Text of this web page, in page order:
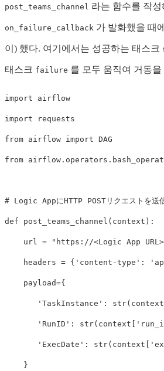
post_teams_channel 라는 함수를 작성
on_failure_callback 가 발화했을 때
이) 했다. 여기에서는 성공하는 태스크
태스크 failure 를 모두 움직여 거동을
import airflow
import requests
from airflow import DAG
from
def post_teams_channel ( context ):
url = "https://<Logic App
headers = { 'content-type' :
payload={
'TaskInstance' : str( context
'RunID' : str( context [
'ExecDate' : str( context [
}